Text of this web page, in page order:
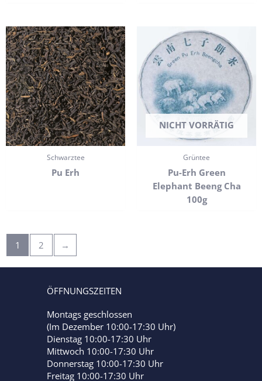
Schwarztee
Pu Erh
NICHT VORRÄTIG
Grüntee
Pu-Erh Green
Elephant Beeng Cha
100g
1 2 →
ÖFFNUNGSZEITEN
Montags geschlossen
(Im Dezember 10:00-17:30 Uhr)
Dienstag 10:00-17:30 Uhr
Mittwoch 10:00-17:30 Uhr
Donnerstag 10:00-17:30 Uhr
Freitag 10:00-17:30 Uhr